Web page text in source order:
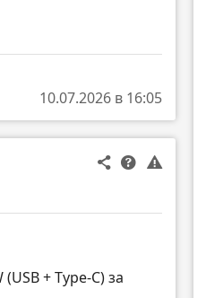
10.07.2026 в 16:05
+ Type-C) за